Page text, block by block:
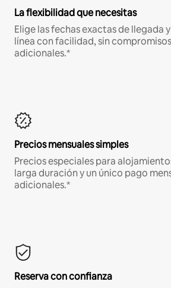
La flexibilidad que necesitas
Elige las fechas exactas de llegada
línea con facilidad, sin
adicionales.*
Precios mensuales simples
Precios especiales para
larga duración y un único pago
adicionales.*
Reserva con confianza